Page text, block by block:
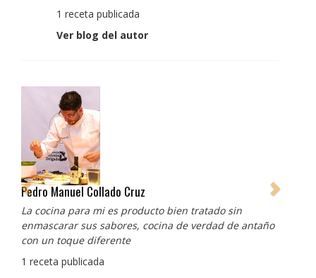
1 receta publicada
Ver blog del autor
Albert Adrià
Redes sociales:
https://www.instagram.com/enigma_albertadria/
https://www.instagram.com/albertadriaprojects/
3 recetas publicadas